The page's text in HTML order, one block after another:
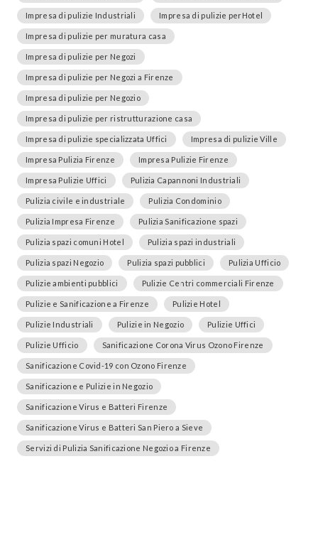
Impresa di pulizie Industriali Impresa di pulizie perHotel
Impresa di pulizie per muratura casa
Impresa di pulizie per Negozi
Impresa di pulizie per Negozi a Firenze
Impresa di pulizie per Negozio
Impresa di pulizie per ristrutturazione casa
Impresa di pulizie specializzata Uffici Impresa di pulizie Ville
Impresa Pulizia Firenze Impresa Pulizie Firenze
Impresa Pulizie Uffici Pulizia Capannoni Industriali
Pulizia civile e industriale Pulizia Condominio
Pulizia Impresa Firenze Pulizia Sanificazione spazi
Pulizia spazi comuni Hotel Pulizia spazi industriali
Pulizia spazi Negozio Pulizia spazi pubblici Pulizia Ufficio
Pulizie ambienti pubblici Pulizie Centri commerciali Firenze
Pulizie e Sanificazione a Firenze Pulizie Hotel
Pulizie Industriali Pulizie in Negozio Pulizie Uffici
Pulizie Ufficio Sanificazione Corona Virus Ozono Firenze
Sanificazione Covid-19 con Ozono Firenze
Sanificazione e Pulizie in Negozio
Sanificazione Virus e Batteri Firenze
Sanificazione Virus e Batteri San Piero a Sieve
Servizi di Pulizia Sanificazione Negozio a Firenze